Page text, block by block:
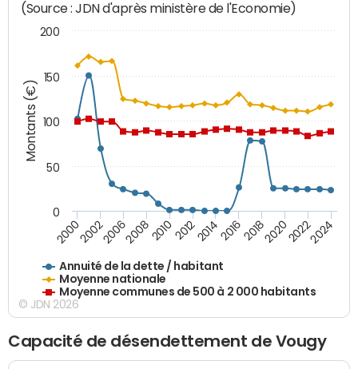
Montants (€)
(Source : JDN d'après ministère de l'Economie)
Annuité de la dette / habitant
Moyenne nationale
Moyenne communes de 500 à 2 000 habitants
200020022006200820102012201420162018202020222024
0
50
100
150
200
© JDN 2026
Capacité de désendettement de Vougy